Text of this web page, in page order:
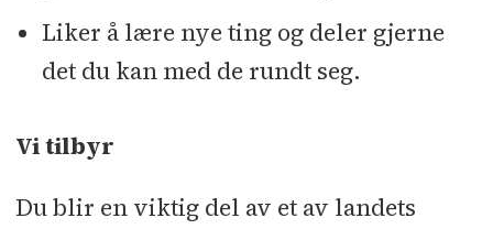
Liker å lære nye ting og deler gjerne
det du kan med de rundt seg.
Vi tilbyr
Du blir en viktig del av et av landets